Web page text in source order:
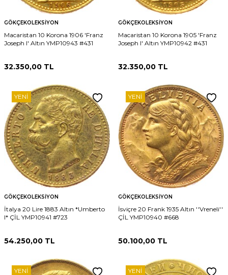
GÖKÇEKOLEKSIYON
Macaristan 10 Korona 1906 'Franz
Joseph I' Altın YMP10943 #431
32.350,00 TL
GÖKÇEKOLEKSIYON
Macaristan 10 Korona 1905 'Franz
Joseph I' Altın YMP10942 #431
32.350,00 TL
YENI
GÖKÇEKOLEKSIYON
İtalya 20 Lire 1883 Altın *Umberto
I* ÇİL YMP10941 #723
54.250,00 TL
YENI
GÖKÇEKOLEKSIYON
İsviçre 20 Frank 1935 Altın ''Vreneli''
ÇİL YMP10940 #668
50.100,00 TL
YENI YENI